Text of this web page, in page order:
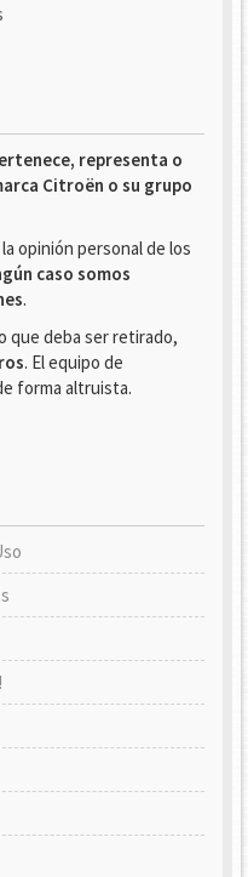
representa o
Citroën o su grupo
opinión personal de los
caso somos
.
que deba ser retirado,
. El equipo de
forma altruista.